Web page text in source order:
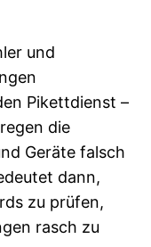
und
Pikettdienst –
die
Geräte falsch
dann,
zu prüfen,
rasch zu